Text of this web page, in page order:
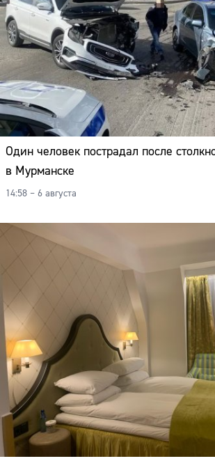
Один человек пострадал после
в Мурманске
14:58 – 6 августа
Адрес:
Телефон: